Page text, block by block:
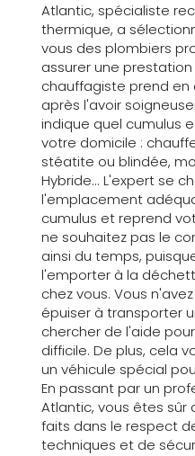
Atlantic, spécialiste
thermique, a
vous des plombiers
assurer une
chauffagiste prend
après l'avoir
indique quel cumulus
votre domicile :
stéatite ou blindée,
Hybride... L'expert se
l'emplacement
cumulus et reprend
ne souhaitez pas le
ainsi du temps,
l'emporter à la
chez vous. Vous
épuiser à transporter
chercher de l'aide
difficile. De plus, cela
un véhicule spécial
En passant par un
Atlantic, vous êtes sûr
faits dans le respect
techniques et de